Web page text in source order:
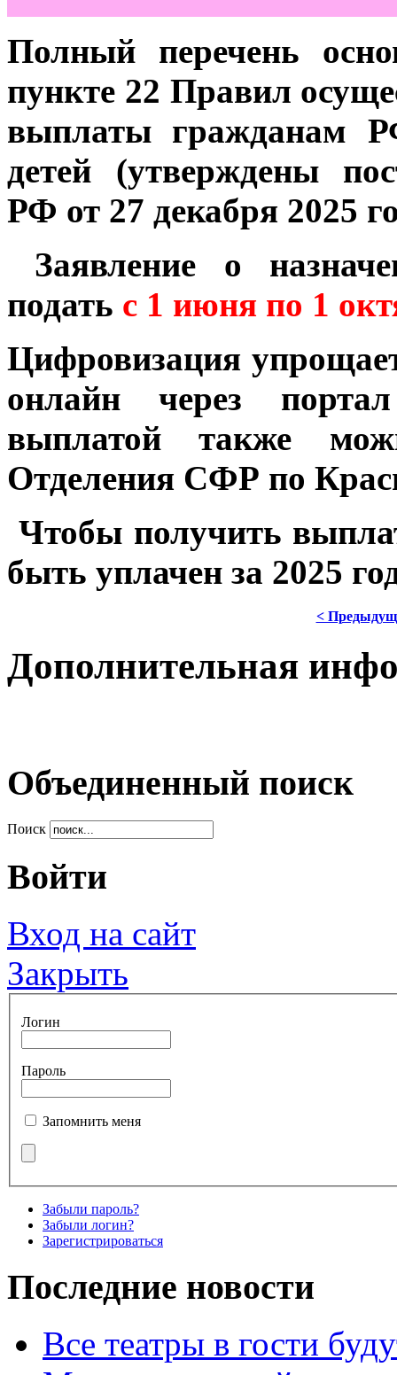
Полный перечень
пункте 22 Правил
выплаты гражданам
детей (утверждены
РФ от 27 декабря 2025
Заявление о
подать с 1 июня по 1
Цифровизация
онлайн через
выплатой также
Отделения СФР по
Чтобы получить
быть уплачен за 2025
<
Дополнительная
Объединенный поиск
Поиск
Войти
Вход на сайт
Закрыть
Логин
Пароль
Запомнить меня
Забыли пароль?
Забыли логин?
Зарегистрироваться
Последние новости
Все театры в гости